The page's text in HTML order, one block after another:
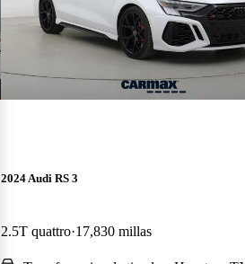
2024 Audi RS 3
2.5T quattro 17,830 millas